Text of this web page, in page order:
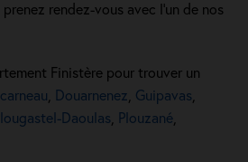
rendez-vous avec l'un de nos
Finistère pour trouver un
Douarnenez Guipavas
Daoulas Plouzané